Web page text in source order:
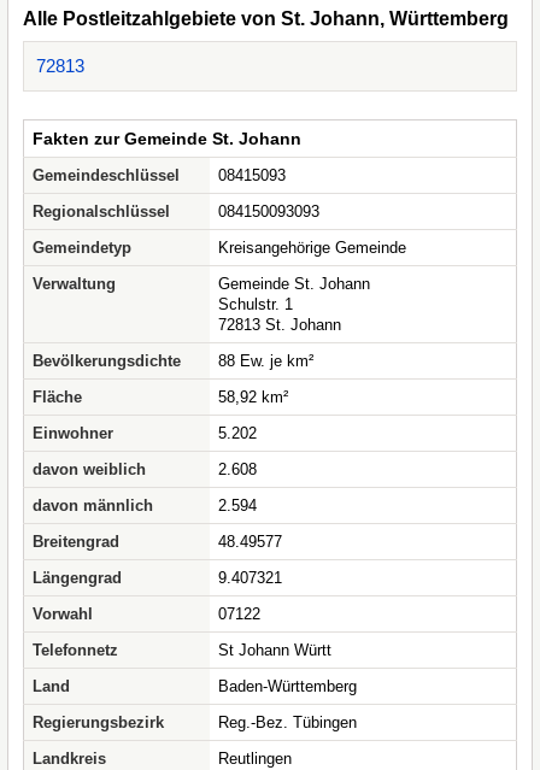
Alle Postleitzahlgebiete von St. Johann, Württemberg
72813
Fakten zur Gemeinde St. Johann
Gemeindeschlüssel
08415093
Regionalschlüssel
084150093093
Gemeindetyp
Kreisangehörige Gemeinde
Verwaltung
Gemeinde St. Johann
Schulstr. 1
72813 St. Johann
Bevölkerungsdichte
88 Ew. je km²
Fläche
58,92 km²
Einwohner
5.202
davon weiblich
2.608
davon männlich
2.594
Breitengrad
48.49577
Längengrad
9.407321
Vorwahl
07122
Telefonnetz
St Johann Württ
Land
Baden-Württemberg
Regierungsbezirk
Reg.-Bez. Tübingen
Landkreis
Reutlingen